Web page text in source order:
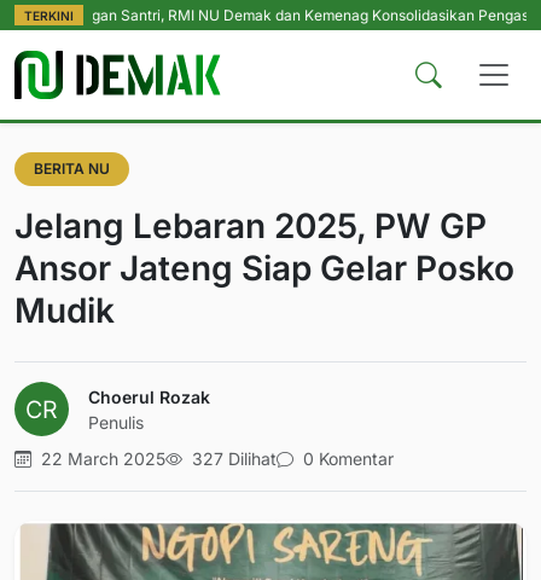
TERKINI
Santri, RMI NU Demak dan Kemenag Konsolidasikan Pengasuh
BERITA NU
Jelang Lebaran 2025, PW GP
Ansor Jateng Siap Gelar Posko
Mudik
Choerul Rozak
Penulis
22 March 2025
327 Dilihat 0 Komentar